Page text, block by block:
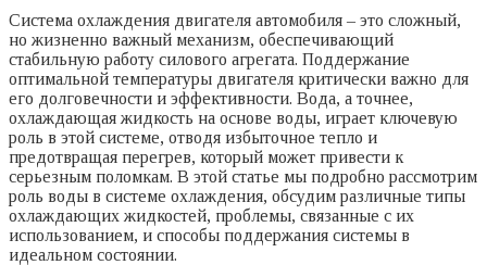
Система охлаждения двигателя автомобиля – это сложный,
но жизненно важный механизм, обеспечивающий
стабильную работу силового агрегата. Поддержание
оптимальной температуры двигателя критически важно для
его долговечности и эффективности. Вода, а точнее,
охлаждающая жидкость на основе воды, играет ключевую
роль в этой системе, отводя избыточное тепло и
предотвращая перегрев, который может привести к
серьезным поломкам. В этой статье мы подробно рассмотрим
роль воды в системе охлаждения, обсудим различные типы
охлаждающих жидкостей, проблемы, связанные с их
использованием, и способы поддержания системы в
идеальном состоянии.